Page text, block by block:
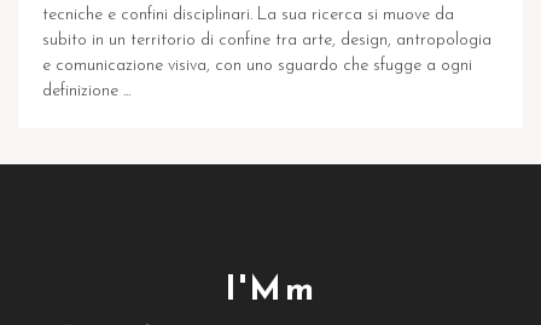
tecniche e confini disciplinari. La sua ricerca si muove da
subito in un territorio di confine tra arte, design, antropologia
e comunicazione visiva, con uno sguardo che sfugge a ogni
definizione ...
I'Mm